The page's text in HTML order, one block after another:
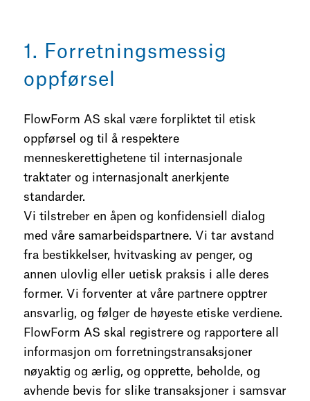
1. Forretningsmessig
oppførsel
FlowForm AS skal være forpliktet til etisk
oppførsel og til å respektere
menneskerettighetene til internasjonale
traktater og internasjonalt anerkjente
standarder.
Vi tilstreber en åpen og konfidensiell dialog
med våre samarbeidspartnere. Vi tar avstand
fra bestikkelser, hvitvasking av penger, og
annen ulovlig eller uetisk praksis i alle deres
former. Vi forventer at våre partnere opptrer
ansvarlig, og følger de høyeste etiske verdiene.
FlowForm AS skal registrere og rapportere all
informasjon om forretningstransaksjoner
nøyaktig og ærlig, og opprette, beholde, og
avhende bevis for slike transaksjoner i samsvar